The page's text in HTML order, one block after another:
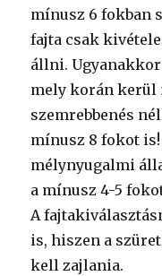
mínusz 6 fokban
fajta csak
állni.
mely korán kerül
szemrebbenés
mínusz 8 fokot
mélynyugalmi
a mínusz 4-5
A
is, hiszen a
kell zajlania.